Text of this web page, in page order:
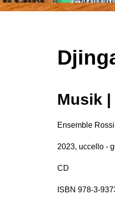
Musik |
Ensemble Rossi
2023, uccello -
CD
ISBN 978-3-